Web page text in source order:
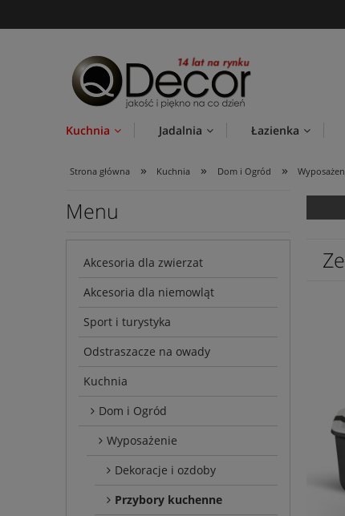
Kuchnia Jadalnia Łazienka
Strona główna » Kuchnia » Dom i Ogród »
Menu
Akcesoria dla zwierzat
Akcesoria dla niemowląt
Sport i turystyka
Odstraszacze na owady
Kuchnia
Dom i Ogród
Wyposażenie
Dekoracje i ozdoby
Przybory kuchenne